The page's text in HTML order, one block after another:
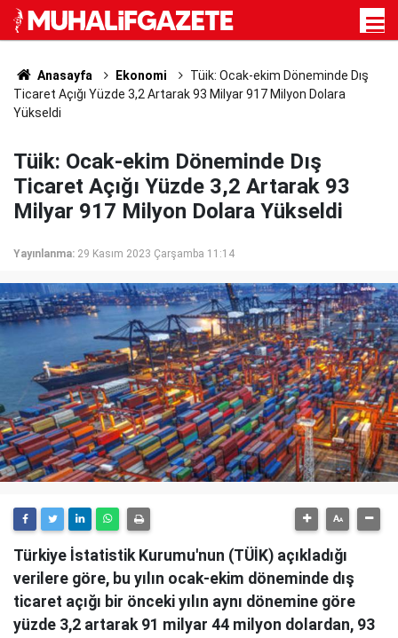
Anasayfa Ekonomi
Tüik: Ocak-ekim Döneminde Dış
Ticaret Açığı Yüzde 3,2 Artarak 93 Milyar 917 Milyon Dolara
Yükseldi
Tüik: Ocak-ekim Döneminde Dış
Ticaret Açığı Yüzde 3,2 Artarak 93
Milyar 917 Milyon Dolara Yükseldi
Yayınlanma: 29 Kasım 2023 Çarşamba 11:14
Türkiye İstatistik Kurumu'nun (TÜİK) açıkladığı
verilere göre, bu yılın ocak-ekim döneminde dış
ticaret açığı bir önceki yılın aynı dönemine göre
yüzde 3,2 artarak 91 milyar 44 milyon dolardan, 93